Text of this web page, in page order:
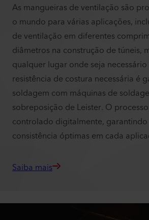
As mangueiras de ventilação são
o mundo para várias aplicações,
de ventilação em diferentes
diâmetros na construção de túneis,
qualquer lugar onde seja
resistência de costura necessária é
soldagem com máquinas de
sobreposição de Leister. O
controlado digitalmente,
consistência óptimas em cada
Saiba mais